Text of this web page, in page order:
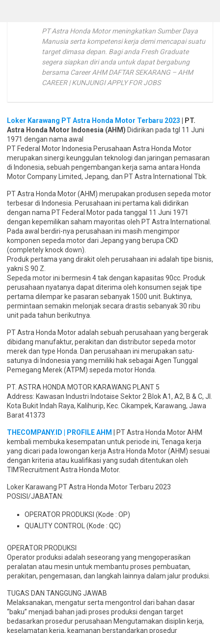
PT Astra Honda Motor meningkatkan Sumber Daya
Manusia serta kompetensi kerja demi mencapai suatu
target dimasa depan. Bagi anda Fresh Graduate
segera siapkan diri anda untuk dapat bergabung
bersama Career AHM DAFTAR SEKARANG – AHM
CAREER | KUNJUNGI APPLY FOR JOBS
Loker Karawang PT Astra Honda Motor Terbaru 2023 | PT.
Astra Honda Motor Indonesia (AHM) Didirikan pada tgl 11 Juni
1971 dengan nama awal
PT Federal Motor Indonesia Perusahaan Astra Honda Motor
merupakan sinergi keunggulan teknologi dan jaringan pemasaran
di Indonesia, sebuah pengembangan kerja sama antara Honda
Motor Company Limited, Jepang, dan PT Astra International Tbk.
PT Astra Honda Motor (AHM) merupakan produsen sepeda motor
terbesar di Indonesia. Perusahaan ini pertama kali didirikan
dengan nama PT Federal Motor pada tanggal 11 Juni 1971
dengan kepemilikan saham mayoritas oleh PT Astra International.
Pada awal berdiri-nya perusahaan ini masih mengimpor
komponen sepeda motor dari Jepang yang berupa CKD
(completely knock down).
Produk pertama yang dirakit oleh perusahaan ini adalah tipe bisnis,
yakni S 90 Z.
Sepeda motor ini bermesin 4 tak dengan kapasitas 90cc. Produk
perusahaan nyatanya dapat diterima oleh konsumen sejak tipe
pertama dilempar ke pasaran sebanyak 1500 unit. Buktinya,
permintaan semakin melonjak secara drastis sebanyak 30 ribu
unit pada tahun berikutnya.
PT Astra Honda Motor adalah sebuah perusahaan yang bergerak
dibidang manufaktur, perakitan dan distributor sepeda motor
merek dan type Honda. Dan perusahaan ini merupakan satu-
satunya di Indonesia yang memiliki hak sebagai Agen Tunggal
Pemegang Merek (ATPM) sepeda motor Honda.
PT. ASTRA HONDA MOTOR KARAWANG PLANT 5
Address: Kawasan Industri Indotaise Sektor 2 Blok A1, A2, B & C, Jl.
Kota Bukit Indah Raya, Kalihurip, Kec. Cikampek, Karawang, Jawa
Barat 41373
THECOMPANY.ID | PROFILE AHM
| PT Astra Honda Motor AHM
kembali membuka kesempatan untuk periode ini, Tenaga kerja
yang dicari pada lowongan kerja Astra Honda Motor (AHM) sesuai
dengan kriteria atau kualifikasi yang sudah ditentukan oleh
TIM’Recruitment Astra Honda Motor.
Loker Karawang PT Astra Honda Motor Terbaru 2023
POSISI/JABATAN:
OPERATOR PRODUKSI (Kode : OP)
QUALITY CONTROL (Kode : QC)
OPERATOR PRODUKSI
Operator produksi adalah seseorang yang mengoperasikan
peralatan atau mesin untuk membantu proses pembuatan,
perakitan, pengemasan, dan langkah lainnya dalam jalur produksi.
TUGAS DAN TANGGUNG JAWAB
Melaksanakan, mengatur serta mengontrol dari bahan dasar
“baku” menjadi bahan jadi proses produksi dengan target
bedasarkan prosedur perusahaan Mengutamakan disiplin kerja,
keselamatan kerja, keamanan berstandarkan prosedur